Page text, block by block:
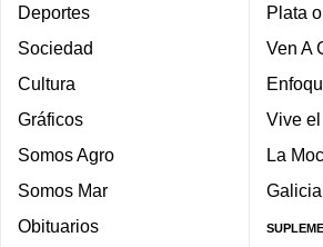
Deportes
Sociedad
Cultura
Gráficos
Somos Agro
Somos Mar
Obituarios
Plata
Ven A
Vive
La